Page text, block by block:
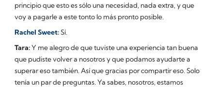
principio que esto es sólo una necesidad, nada extra, y que
voy a pagarle a este tonto lo más pronto posible.
Rachel Sweet:Sí.
Tara:Y me alegro de que tuviste una experiencia tan buena
que pudiste volver a nosotros y que podamos ayudarte a
superar eso también. Así que gracias por compartir eso. Solo
tenía un par de preguntas. Ya sabes, nosotros, estamos